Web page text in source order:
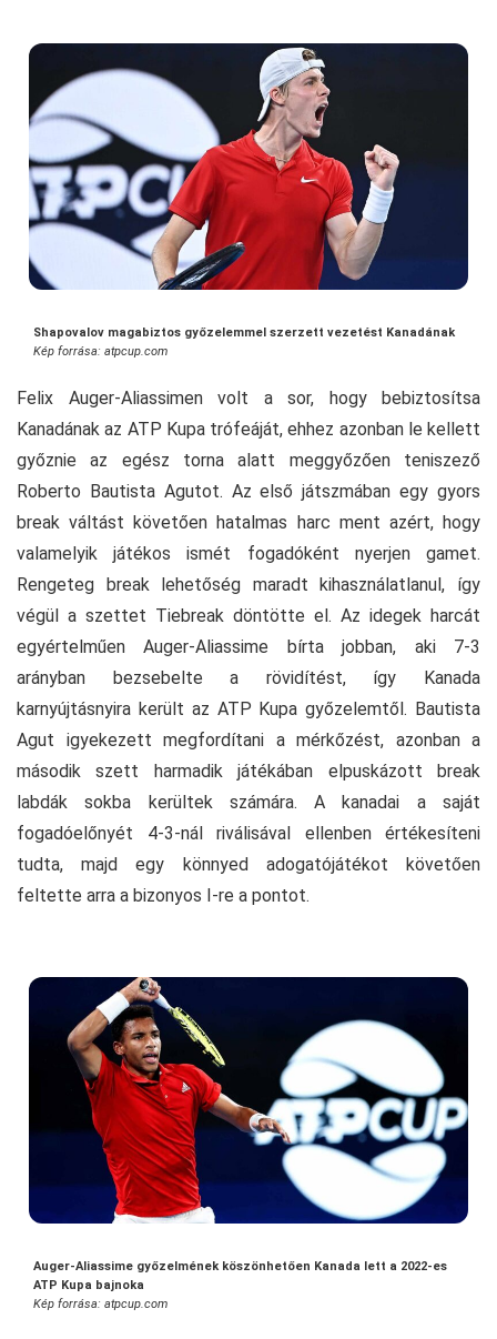
Shapovalov magabiztos győzelemmel szerzett vezetést Kanadának
Kép forrása: atpcup.com
Felix Auger-Aliassimen volt a sor, hogy bebiztosítsa
Kanadának az ATP Kupa trófeáját, ehhez azonban le kellett
győznie az egész torna alatt meggyőzően teniszező
Roberto Bautista Agutot. Az első játszmában egy gyors
break váltást követően hatalmas harc ment azért, hogy
valamelyik játékos ismét fogadóként nyerjen gamet.
Rengeteg break lehetőség maradt kihasználatlanul, így
végül a szettet Tiebreak döntötte el. Az idegek harcát
egyértelműen Auger-Aliassime bírta jobban, aki 7-3
arányban bezsebelte a rövidítést, így Kanada
karnyújtásnyira került az ATP Kupa győzelemtől. Bautista
Agut igyekezett megfordítani a mérkőzést, azonban a
második szett harmadik játékában elpuskázott break
labdák sokba kerültek számára. A kanadai a saját
fogadóelőnyét 4-3-nál riválisával ellenben értékesíteni
tudta, majd egy könnyed adogatójátékot követően
feltette arra a bizonyos I-re a pontot.
Auger-Aliassime győzelmének köszönhetően Kanada lett a 2022-es
ATP Kupa bajnoka
Kép forrása: atpcup.com